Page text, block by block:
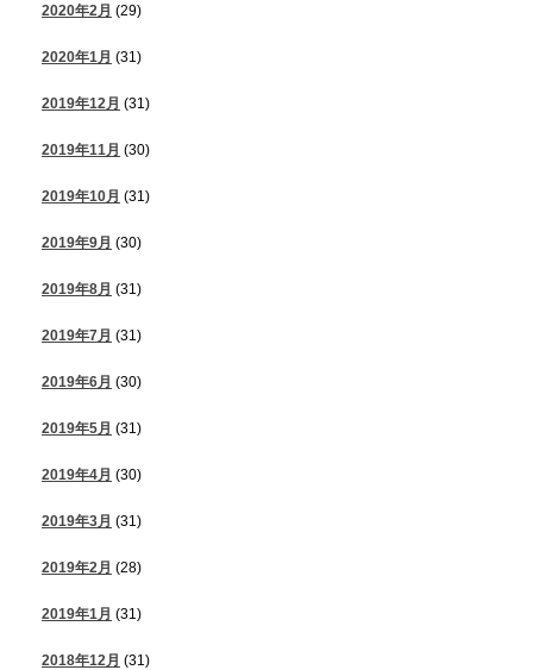
2020年2月 (29)
2020年1月 (31)
2019年12月 (31)
2019年11月 (30)
2019年10月 (31)
2019年9月 (30)
2019年8月 (31)
2019年7月 (31)
2019年6月 (30)
2019年5月 (31)
2019年4月 (30)
2019年3月 (31)
2019年2月 (28)
2019年1月 (31)
2018年12月 (31)